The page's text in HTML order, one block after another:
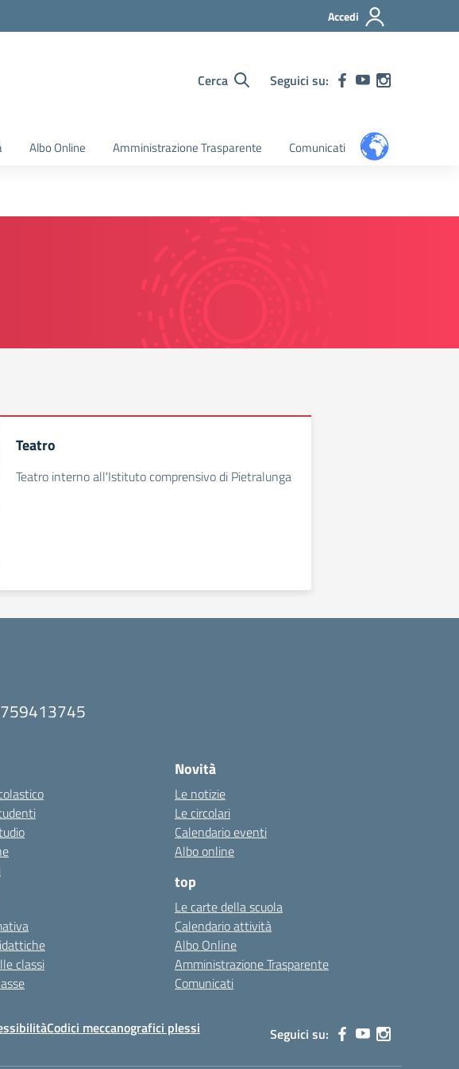
Accedi
Cerca Seguici su:
Albo Online Amministrazione Trasparente Comunicati
Teatro
Teatro interno all'Istituto comprensivo di Pietralunga
classi
Novità
Le notizie
Le circolari
Calendario eventi
Albo online
top
Le carte della scuola
Calendario attività
Albo Online
Amministrazione Trasparente
Comunicati
Codici meccanografici plessi Seguici su: